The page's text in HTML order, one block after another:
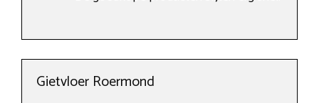
Gietvloer Roermond